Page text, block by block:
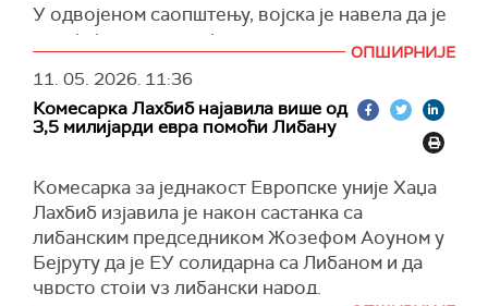
У одвојеном саопштењу, војска је навела да је
раније један њен војник погинуо у нападу
дрона који је, према наводима Израела,
лансирао Хезболах ка подручју у близини
либанске границе.
ОПШИРНИЈЕ
11. 05. 2026. 11:36
Комесарка Лахбиб најавила више од
3,5 милијарди евра помоћи Либану
Комесарка за једнакост Европске уније Хаџа
Лахбиб изјавила је након састанка са
либанским председником Жозефом Аоуном у
Бејруту да је ЕУ солидарна са Либаном и да
чврсто стоји уз либански народ.